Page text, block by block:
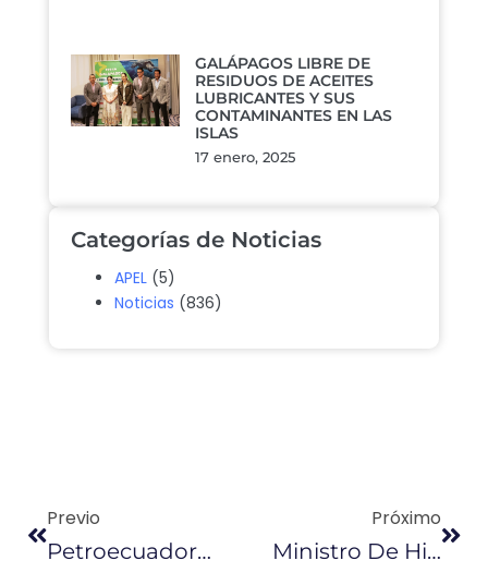
GALÁPAGOS LIBRE DE
RESIDUOS DE ACEITES
LUBRICANTES Y SUS
CONTAMINANTES EN LAS
ISLAS
17 enero, 2025
Categorías de Noticias
APEL (5)
Noticias (836)
Previo
Petroecuador Importará Más Nafta
Próximo
Ministro De Hidrocarburos: «Lo Que No Se Hizo Es Pedir Extensión De Las Garantías De Los Equipos En Refinería» De Esmeraldas